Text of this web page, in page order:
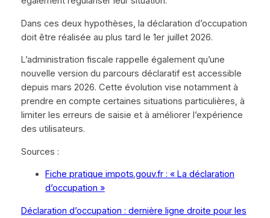
Dans ces deux hypothèses, la déclaration d’occupation
doit être réalisée au plus tard le 1er juillet 2026.
L’administration fiscale rappelle également qu’une
nouvelle version du parcours déclaratif est accessible
depuis mars 2026. Cette évolution vise notamment à
prendre en compte certaines situations particulières, à
limiter les erreurs de saisie et à améliorer l’expérience
des utilisateurs.
Sources :
Fiche pratique impots.gouv.fr : « La déclaration
d’occupation »
Déclaration d’occupation : dernière ligne droite pour les